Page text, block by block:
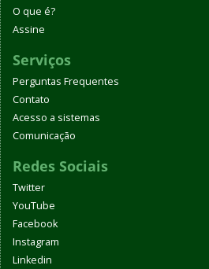
O que é?
Assine
Serviços
Perguntas Frequentes
Contato
Acesso a sistemas
Comunicação
Redes Sociais
Twitter
YouTube
Facebook
Instagram
Linkedin